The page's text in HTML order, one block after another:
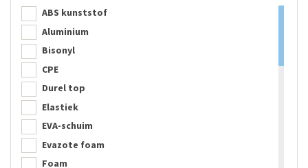
ABS kunststof
Aluminium
Bisonyl
CPE
Durel top
Elastiek
EVA-schuim
Evazote foam
Foam